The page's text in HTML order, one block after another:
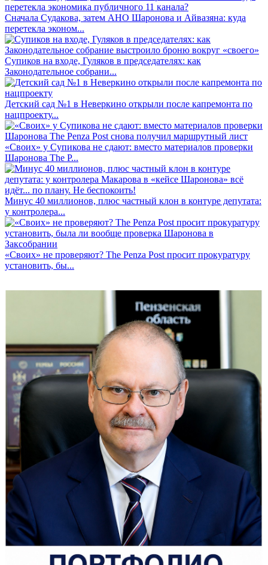
Сначала Судакова, затем АНО Шаронова и Айвазяна: куда
перетекла эконом...
Супиков на входе, Гуляков в председателях: как
Законодательное собрани...
Детский сад №1 в Неверкино открыли после капремонта по
нацпроекту...
«Своих» у Супикова не сдают: вместо материалов проверки
Шаронова The P...
Минус 40 миллионов, плюс частный клон в контуре депутата:
у контролера...
«Своих» не проверяют? The Penza Post просит прокуратуру
установить, бы...